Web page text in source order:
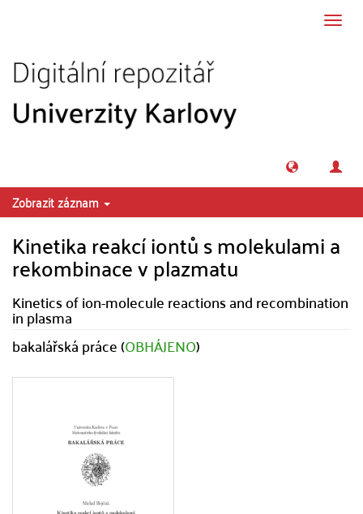
Zobrazit záznam
Kinetika reakcí iontů s molekulami a
rekombinace v plazmatu
Kinetics of ion-molecule reactions and recombination
in plasma
bakalářská práce (OBHÁJENO)